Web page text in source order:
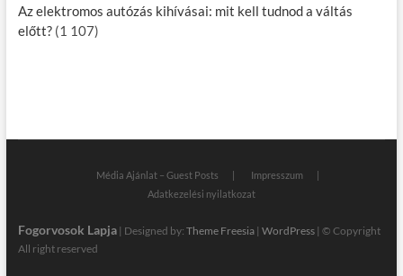
Az elektromos autózás kihívásai: mit kell tudnod a váltás
előtt? (1 107)
Média Ajánlat – Guest Posts
Impresszum
Adatkezelési nyilatkozat
Fogorvosok Lapja| Designed by: Theme Freesia| WordPress| © Copyright
All right reserved